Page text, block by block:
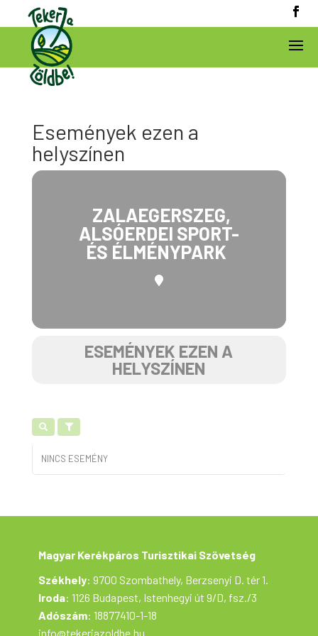
Események ezen a
helyszínen
ZALAEGERSZEG,
ALSÓERDEI SPORT-
ÉS ÉLMÉNYPARK
ESEMÉNYEK EZEN A
HELYSZÍNEN
NINCS ESEMÉNY
Magyar Kerékpáros Turisztikai Szövetség
Székhely: 9700 Szombathely, Berzsenyi D. tér 1.
Iroda: 1126 Budapest, Istenhegyi út 9/D, fsz./3
Adószám: 18877410-1-18
info@tekerjazoldbe.hu